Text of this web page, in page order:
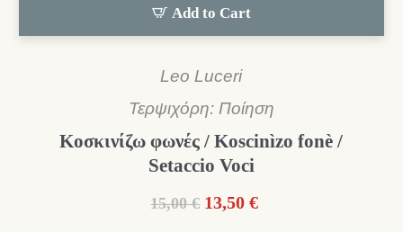
Add to Cart
Leo Luceri
Τερψιχόρη: Ποίηση
Κοσκινίζω φωνές / Koscinìzo fonè /
Setaccio Voci
15,00 € Original
13,50 €Η